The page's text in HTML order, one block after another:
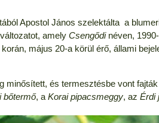
Apostol János szelektálta a
amely Csengődinéven,
május 20-a körül érő, állami
minősített, és termesztésbe vont
bőtermő, aKorai pipacsmeggy, az Érdi